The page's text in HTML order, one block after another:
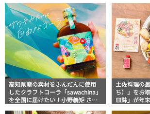
高知県産の素材をふんだんに使用
したクラフトコーラ「sawachina」
を全国に届けたい！小野義矩 さん
土佐料理の
ち）」をお
皿鉢」が年